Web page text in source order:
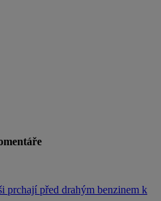
prchají před drahým benzinem k